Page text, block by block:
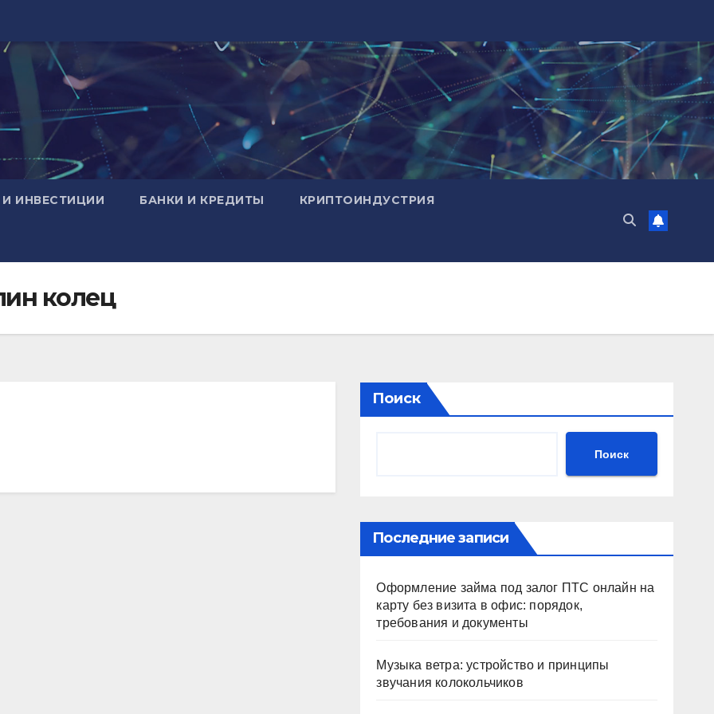
И ИНВЕСТИЦИИ БАНКИ И КРЕДИТЫ КРИПТОИНДУСТРИЯ
колец
Поиск
Поиск
Последние записи
Оформление займа под залог ПТС онлайн на
карту без визита в офис: порядок,
требования и документы
Музыка ветра: устройство и принципы
звучания колокольчиков